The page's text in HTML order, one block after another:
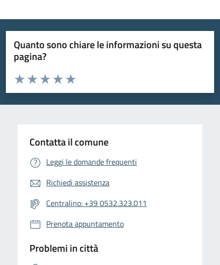
Quanto sono chiare le informazioni su questa
pagina?
Valuta da 1 a 5 stelle la pagina
Valuta 5 stelle su 5
Valuta 4 stelle su 5
Valuta 3 stelle su 5
Valuta 2 stelle su 5
Valuta 1 stelle su 5
Contatta il comune
Leggi le domande frequenti
Richiedi assistenza
Centralino: +39 0532.323.011
Prenota appuntamento
Problemi in città